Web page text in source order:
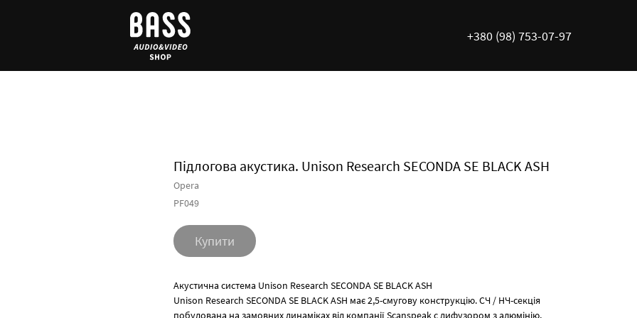
+380 (98) 753-07-97
Підлогова акустика. Unison Research SECONDA SE BLACK ASH
Opera
PF049
Купити
Акустична система Unison Research SECONDA SE BLACK ASH
Unison Research SECONDA SE BLACK ASH має 2,5-смугову конструкцію. СЧ / НЧ-секція
побудована на замовних динаміках від компанії Scanspeak c дифузором з алюмінію,